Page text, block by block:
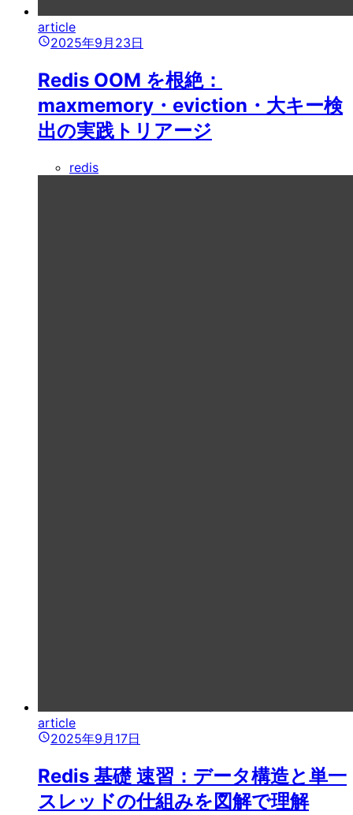
article
2025年9月23日
Redis OOM を根絶：
maxmemory・eviction・大キー検
出の実践トリアージ
redis
article
2025年9月17日
Redis 基礎 速習：データ構造と単一
スレッドの仕組みを図解で理解